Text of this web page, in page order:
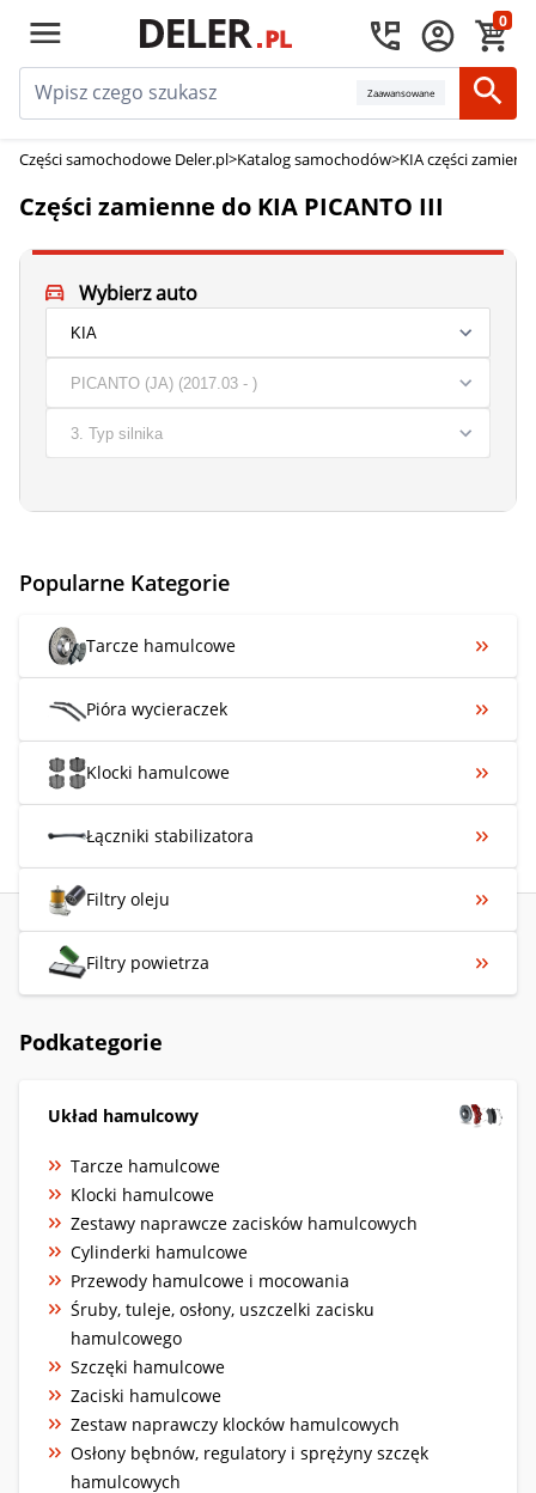
0
Zaawansowane
Części samochodowe Deler.pl>Katalog samochodów>KIA części
Części zamienne do KIA PICANTO III
Wybierz auto
Popularne Kategorie
Tarcze hamulcowe
Pióra wycieraczek
Klocki hamulcowe
Łączniki stabilizatora
Filtry oleju
Filtry powietrza
Podkategorie
Układ hamulcowy
Tarcze hamulcowe
Klocki hamulcowe
Zestawy naprawcze zacisków hamulcowych
Cylinderki hamulcowe
Przewody hamulcowe i mocowania
Śruby, tuleje, osłony, uszczelki zacisku
hamulcowego
Szczęki hamulcowe
Zaciski hamulcowe
Zestaw naprawczy klocków hamulcowych
Osłony bębnów, regulatory i sprężyny szczęk
hamulcowych